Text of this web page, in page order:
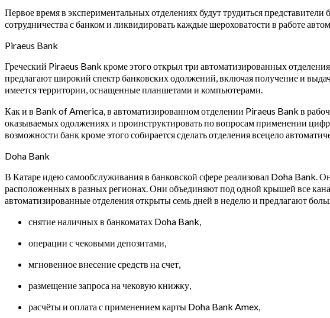
Первое время в экспериментальных отделениях будут трудиться
сотрудничества с банком и ликвидировать каждые шероховатости в работе
Piraeus Bank
Греческий Piraeus Bank кроме этого открыл три автоматизированных
предлагают широкий спектр банковских одолжений, включая получение и
имеется территории, оснащенные планшетами и компьютерами.
Как и в Bank of America, в автоматизированном отделении Piraeus Bank в
оказываемых одолжениях и проинструктировать по вопросам применении
возможности банк кроме этого собирается сделать отделения всецело
Doha Bank
В Катаре идею самообслуживания в банковской сфере реализовал Doha Bank.
расположенных в разных регионах. Они объединяют под одной крышей все
автоматизированные отделения открыты семь дней в неделю и предлагают
снятие наличных в банкоматах Doha Bank,
операции с чековыми депозитами,
мгновенное внесение средств на счет,
размещение запроса на чековую книжку,
расчёты и оплата с применением карты Doha Bank Amex,